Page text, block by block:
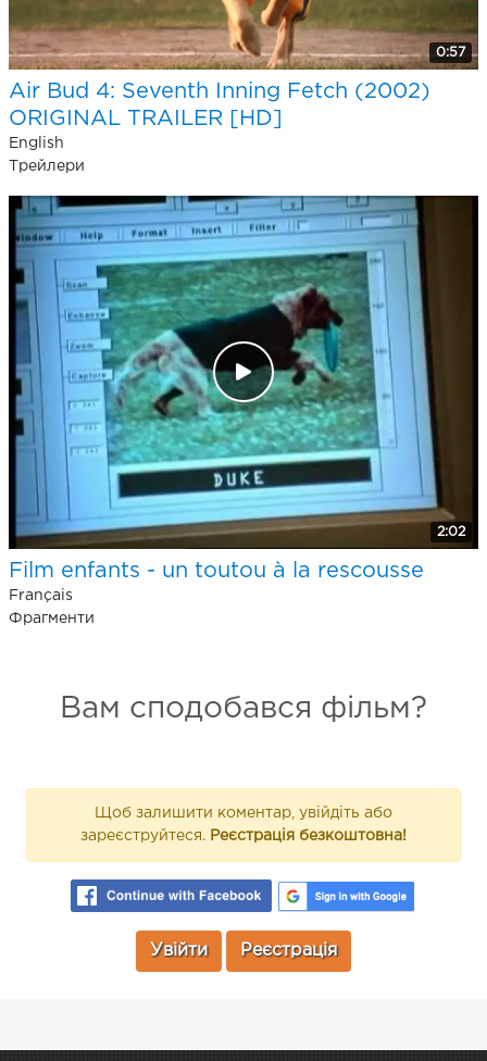
0:57
Air Bud 4: Seventh Inning Fetch (2002)
ORIGINAL TRAILER [HD]
English
Трейлери
2:02
Film enfants - un toutou à la rescousse
Français
Фрагменти
Вам сподобався фільм?
Щоб залишити коментар, увійдіть або
зареєструйтеся. Реєстрація безкоштовна!
Увійти Реєстрація